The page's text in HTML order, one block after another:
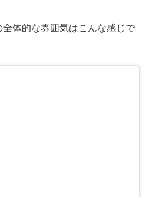
体的な雰囲気はこんな感じで